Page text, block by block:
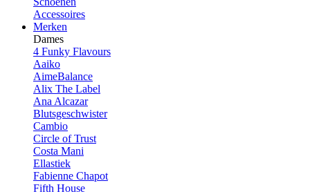
Accessoires
Merken
Dames
4 Funky Flavours
Aaiko
AimeBalance
Alix The Label
Ana Alcazar
Blutsgeschwister
Cambio
Circle of Trust
Costa Mani
Ellastiek
Fabienne Chapot
Fifth House